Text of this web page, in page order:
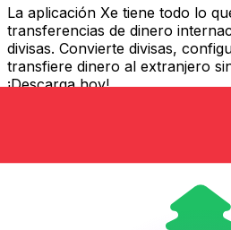
La aplicación Xe tiene todo lo
transferencias de dinero
divisas. Convierte divisas,
transfiere dinero al extranjero
¡Descarga hoy!